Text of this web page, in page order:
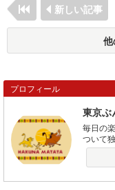
新しい記事
プロフィール
東京ぶ
毎日の
ついて